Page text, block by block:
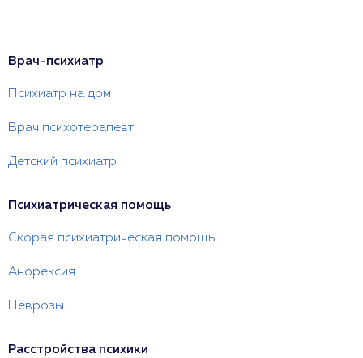
Врач-психиатр
Психиатр на дом
Врач психотерапевт
Детский психиатр
Психиатрическая помощь
Скорая психиатрическая помощь
Анорексия
Неврозы
Расстройства психики